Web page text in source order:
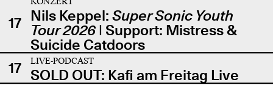
17 Nils Keppel: Super Sonic Youth
Tour 2026| Support: Mistress &
Suicide Catdoors
17
LIVE-PODCAST
SOLD OUT: Kafi am Freitag Live